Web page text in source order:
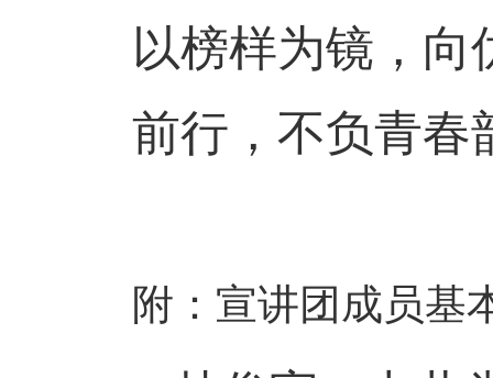
以榜样为镜，向
前行，不负青春
附：宣讲团成员基